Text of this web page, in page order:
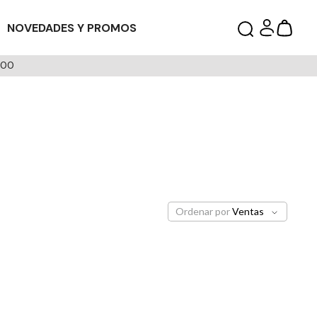
NOVEDADES Y PROMOS
Ordenar porVentas